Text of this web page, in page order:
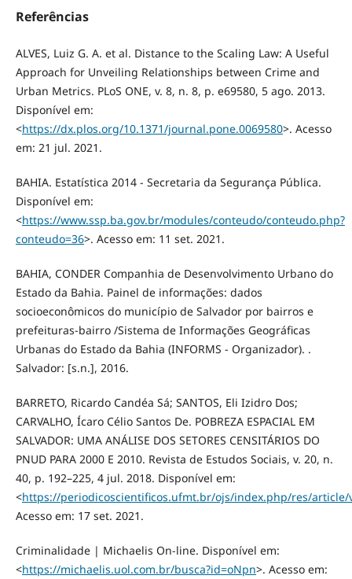
Referências
ALVES, Luiz G. A. et al. Distance to the Scaling Law: A Useful
Approach for Unveiling Relationships between Crime and
Urban Metrics. PLoS ONE, v. 8, n. 8, p. e69580, 5 ago. 2013.
Disponível em:
<https://dx.plos.org/10.1371/journal.pone.0069580>. Acesso
em: 21 jul. 2021.
BAHIA. Estatística 2014 - Secretaria da Segurança Pública.
Disponível em:
<https://www.ssp.ba.gov.br/modules/conteudo/conteudo.php?
conteudo=36>. Acesso em: 11 set. 2021.
BAHIA, CONDER Companhia de Desenvolvimento Urbano do
Estado da Bahia. Painel de informações: dados
socioeconômicos do município de Salvador por bairros e
prefeituras-bairro /Sistema de Informações Geográficas
Urbanas do Estado da Bahia (INFORMS - Organizador). .
Salvador: [s.n.], 2016.
BARRETO, Ricardo Candéa Sá; SANTOS, Eli Izidro Dos;
CARVALHO, Ícaro Célio Santos De. POBREZA ESPACIAL EM
SALVADOR: UMA ANÁLISE DOS SETORES CENSITÁRIOS DO
PNUD PARA 2000 E 2010. Revista de Estudos Sociais, v. 20, n.
40, p. 192–225, 4 jul. 2018. Disponível em:
<https://periodicoscientificos.ufmt.br/ojs/index.php/res/article/
Acesso em: 17 set. 2021.
Criminalidade | Michaelis On-line. Disponível em:
<https://michaelis.uol.com.br/busca?id=oNpn>. Acesso em: